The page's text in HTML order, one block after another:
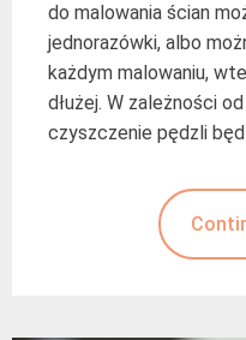
do malowania ścian
jednorazówki, albo
każdym malowaniu,
dłużej. W zależności
czyszczenie pędzli